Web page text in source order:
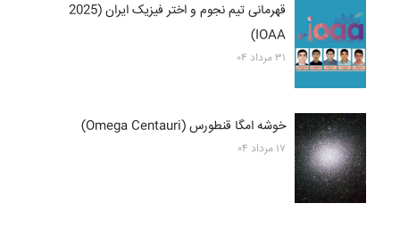
قهرمانی تیم نجوم و اختر فیزیک ایران (2025
IOAA)
۳۱ مرداد ۰۴
خوشه امگا قنطورس (Omega Centauri)
۱۷ مرداد ۰۴